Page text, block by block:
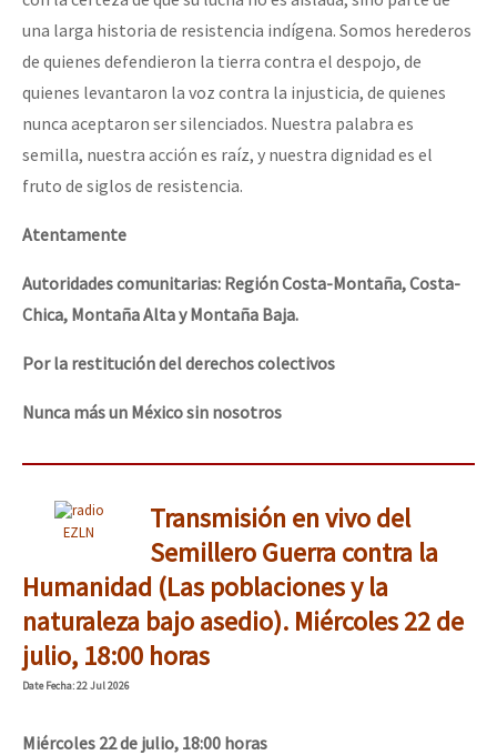
una larga historia de resistencia indígena. Somos herederos
de quienes defendieron la tierra contra el despojo, de
quienes levantaron la voz contra la injusticia, de quienes
nunca aceptaron ser silenciados. Nuestra palabra es
semilla, nuestra acción es raíz, y nuestra dignidad es el
fruto de siglos de resistencia.
Atentamente
Autoridades comunitarias: Región Costa-Montaña, Costa-
Chica, Montaña Alta y Montaña Baja.
Por la restitución del derechos colectivos
Nunca más un México sin nosotros
EZLN
Transmisión en vivo del
Semillero Guerra contra la
Humanidad (Las poblaciones y la
naturaleza bajo asedio). Miércoles 22 de
julio, 18:00 horas
DateFecha: 22 Jul 2026
Miércoles 22 de julio, 18:00 horas